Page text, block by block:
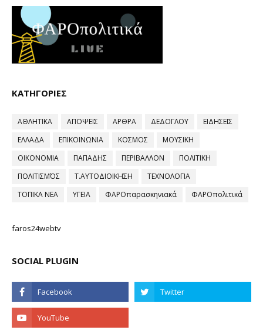
ΚΑΤΗΓΟΡΙΕΣ
ΑΘΛΗΤΙΚΑ ΑΠΟΨΕΙΣ ΑΡΘΡΑ ΔΕΔΟΓΛΟΥ
ΕΙΔΗΣΕΙΣ
ΕΛΛΑΔΑ
ΕΠΙΚΟΙΝΩΝΙΑ ΚΟΣΜΟΣ
ΜΟΥΣΙΚΗ
ΟΙΚΟΝΟΜΙΑ
ΠΑΠΑΔΗΣ ΠΕΡΙΒΑΛΛΟΝ
ΠΟΛΙΤΙΚΗ
ΠΟΛΙΤΙΣΜΌΣ
Τ.ΑΥΤΟΔΙΟΙΚΗΣΗ
ΤΕΧΝΟΛΟΓΙΑ
ΤΟΠΙΚΑ ΝΕΑ
ΥΓΕΙΑ ΦΑΡΟπαρασκηνιακά ΦΑΡΟπολιτικά
faros24webtv
SOCIAL PLUGIN